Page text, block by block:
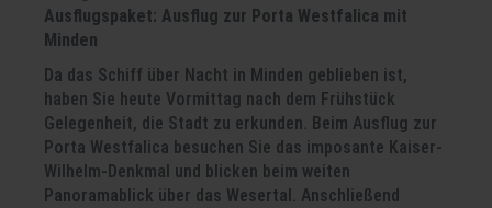
Ausflugspaket: Ausflug zur Porta Westfalica mit
Minden
Da das Schiff über Nacht in Minden geblieben ist,
haben Sie heute Vormittag nach dem Frühstück
Gelegenheit, die Stadt zu erkunden. Beim Ausflug zur
Porta Westfalica besuchen Sie das imposante Kaiser-
Wilhelm-Denkmal und blicken beim weiten
Panoramablick über das Wesertal. Anschließend